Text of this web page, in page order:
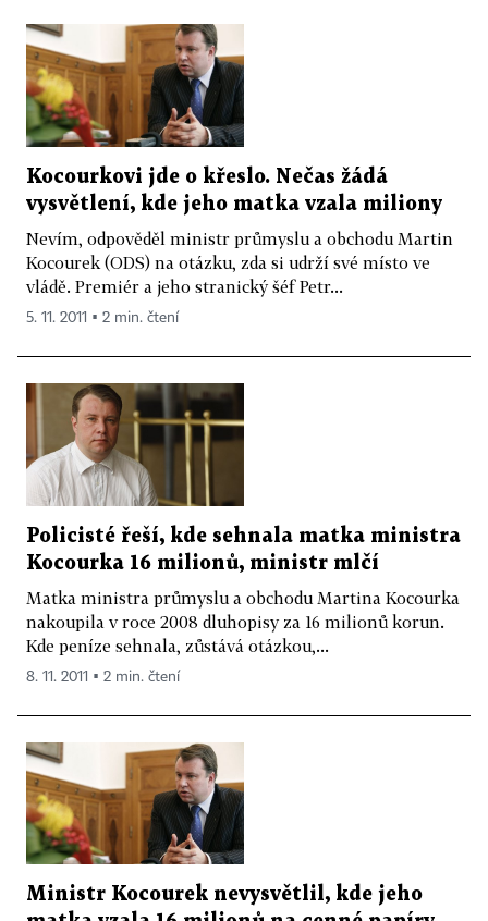
Kocourkovi jde o křeslo. Nečas žádá
vysvětlení, kde jeho matka vzala miliony
Nevím, odpověděl ministr průmyslu a obchodu Martin
Kocourek (ODS) na otázku, zda si udrží své místo ve
vládě. Premiér a jeho stranický šéf Petr...
5. 11. 2011 ▪ 2 min. čtení
Policisté řeší, kde sehnala matka ministra
Kocourka 16 milionů, ministr mlčí
Matka ministra průmyslu a obchodu Martina Kocourka
nakoupila v roce 2008 dluhopisy za 16 milionů korun.
Kde peníze sehnala, zůstává otázkou,...
8. 11. 2011 ▪ 2 min. čtení
Ministr Kocourek nevysvětlil, kde jeho